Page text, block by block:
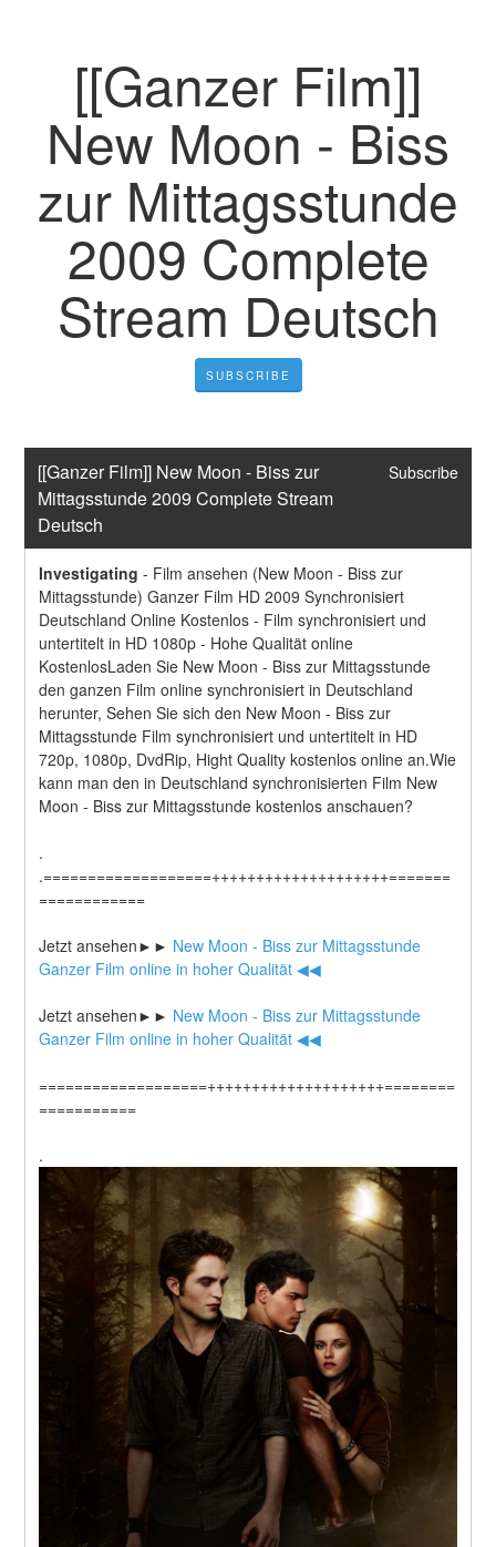
[[Ganzer Film]]
New Moon - Biss
zur Mittagsstunde
2009 Complete
Stream Deutsch
SUBSCRIBE
[[Ganzer Film]] New Moon - Biss zur
Mittagsstunde 2009 Complete Stream
Deutsch
Subscribe
Investigating - Film ansehen (New Moon - Biss zur
Mittagsstunde) Ganzer Film HD 2009 Synchronisiert
Deutschland Online Kostenlos - Film synchronisiert und
untertitelt in HD 1080p - Hohe Qualität online
KostenlosLaden Sie New Moon - Biss zur Mittagsstunde
den ganzen Film online synchronisiert in Deutschland
herunter, Sehen Sie sich den New Moon - Biss zur
Mittagsstunde Film synchronisiert und untertitelt in HD
720p, 1080p, DvdRip, Hight Quality kostenlos online an.Wie
kann man den in Deutschland synchronisierten Film New
Moon - Biss zur Mittagsstunde kostenlos anschauen?
.
.===================++++++++++++++++++++=======
============
Jetzt ansehen►► New Moon - Biss zur Mittagsstunde
Ganzer Film online in hoher Qualität ◀◀
Jetzt ansehen►► New Moon - Biss zur Mittagsstunde
Ganzer Film online in hoher Qualität ◀◀
===================++++++++++++++++++++========
===========
.